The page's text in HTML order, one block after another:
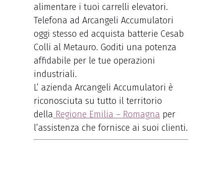
alimentare i tuoi carrelli elevatori.
Telefona ad Arcangeli Accumulatori
oggi stesso ed acquista batterie Cesab
Colli al Metauro. Goditi una potenza
affidabile per le tue operazioni
industriali.
L’ azienda Arcangeli Accumulatori è
riconosciuta su tutto il territorio
della Regione Emilia – Romagna per
l’assistenza che fornisce ai suoi clienti.